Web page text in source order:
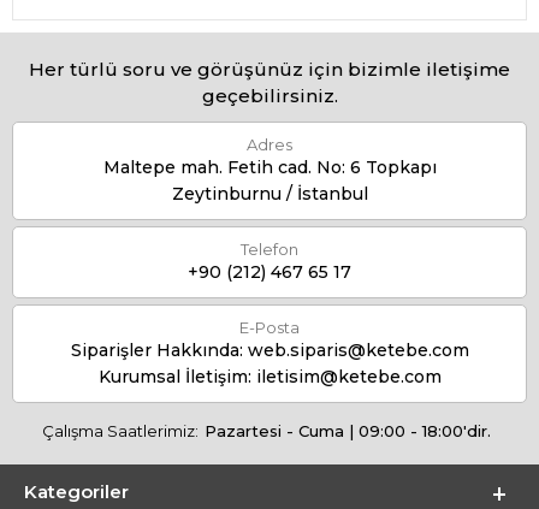
Her türlü soru ve görüşünüz için bizimle iletişime
geçebilirsiniz.
Adres
Maltepe mah. Fetih cad. No: 6 Topkapı
Zeytinburnu / İstanbul
Telefon
+90 (212) 467 65 17
E-Posta
Siparişler Hakkında: web.siparis@ketebe.com
Kurumsal İletişim: iletisim@ketebe.com
Çalışma Saatlerimiz: Pazartesi - Cuma | 09:00 - 18:00'dir.
Kategoriler